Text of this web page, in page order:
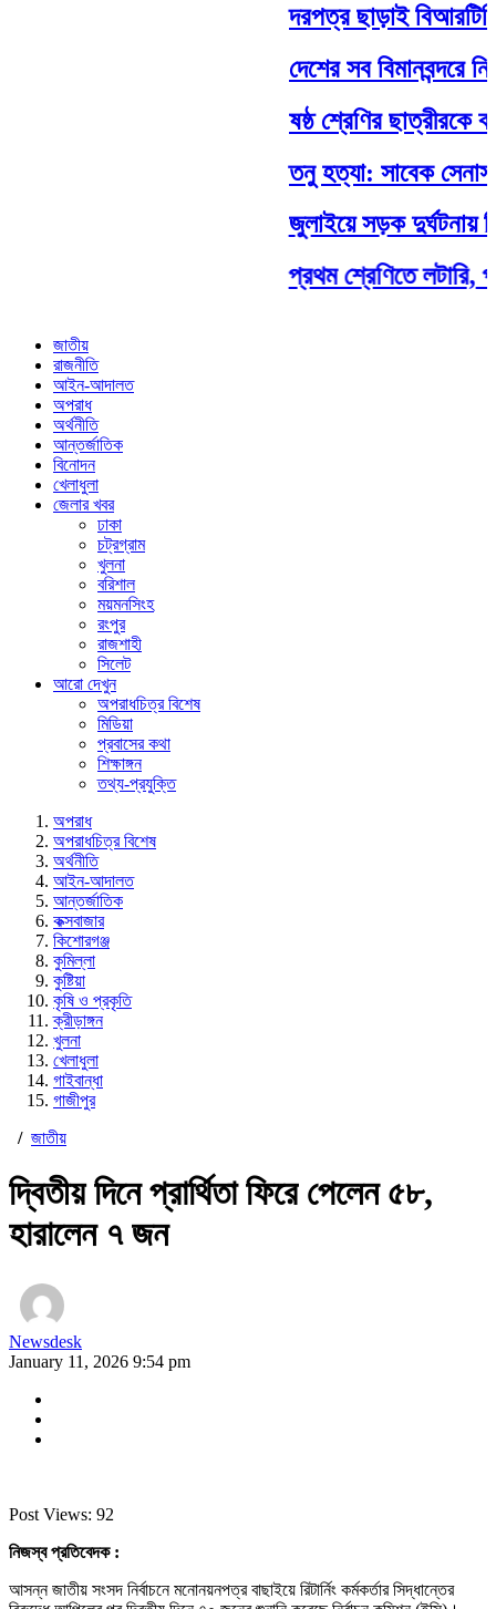
দরপত্র ছাড়াই
দেশের সব বিমানবন্দরে
ষষ্ঠ শ্রেণির ছাত্রীরকে
তনু হত্যা: সাবেক
জুলাইয়ে সড়ক দুর্ঘটনায়
প্রথম শ্রেণিতে লটারি,
জাতীয়
রাজনীতি
আইন-আদালত
অপরাধ
অর্থনীতি
আন্তর্জাতিক
বিনোদন
খেলাধুলা
জেলার খবর
ঢাকা
চট্রগ্রাম
খুলনা
বরিশাল
ময়মনসিংহ
রংপুর
রাজশাহী
সিলেট
আরো দেখুন
অপরাধচিত্র বিশেষ
মিডিয়া
প্রবাসের কথা
শিক্ষাঙ্গন
তথ্য-প্রযুক্তি
অপরাধ
অপরাধচিত্র বিশেষ
অর্থনীতি
আইন-আদালত
আন্তর্জাতিক
কক্সবাজার
কিশোরগঞ্জ
কুমিল্লা
কুষ্টিয়া
কৃষি ও প্রকৃতি
ক্রীড়াঙ্গন
খুলনা
খেলাধুলা
গাইবান্ধা
গাজীপুর
/ জাতীয়
দ্বিতীয় দিনে প্রার্থিতা ফিরে পেলেন ৫৮,
হারালেন ৭ জন
Newsdesk
January 11, 2026 9:54 pm
Post Views: 92
নিজস্ব প্রতিবেদক :
আসন্ন জাতীয় সংসদ নির্বাচনে মনোনয়নপত্র বাছাইয়ে রিটার্নিং কর্মকর্তার সিদ্ধান্তের